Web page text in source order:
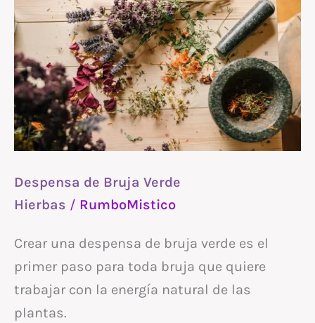
Despensa de Bruja Verde
Hierbas / RumboMistico
Crear una despensa de bruja verde es el
primer paso para toda bruja que quiere
trabajar con la energía natural de las
plantas.
de
Bruja
Verde